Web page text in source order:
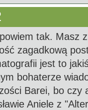
tak. Masz
zagadkową
jest to
bohaterze
Barei, bo czy
Aniele z